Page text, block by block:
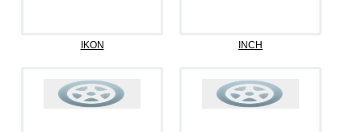
IKON INCH